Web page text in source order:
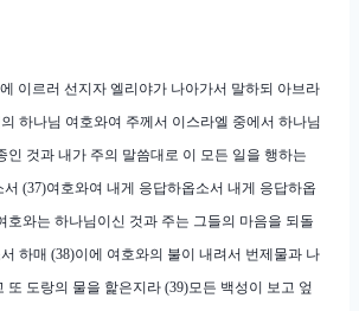
이르러 선지자 엘리야가 나아가서 말하되 아브라
하나님 여호와여 주께서 이스라엘 중에서 하나님
인 것과 내가 주의 말씀대로 이 모든 일을 행하는
(37)여호와여 내게 응답하옵소서 내게 응답하옵
호와는 하나님이신 것과 주는 그들의 마음을 되돌
하매 (38)이에 여호와의 불이 내려서 번제물과 나
또 도랑의 물을 핥은지라 (39)모든 백성이 보고 엎